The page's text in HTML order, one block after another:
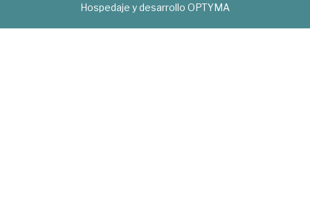
Hospedaje y desarrollo OPTYMA